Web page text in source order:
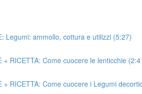
Legumi: ammollo, cottura e utilizzi (5:27)
+ RICETTA: Come cuocere le lenticchie
+ RICETTA: Come cuocere i Legumi